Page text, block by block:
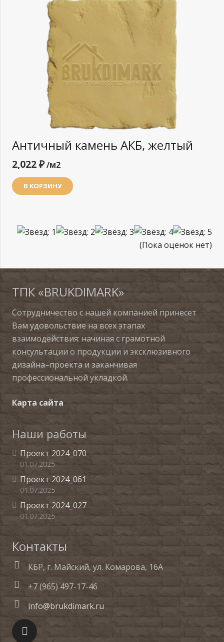
Античный камень АКБ, желтый
2,022₽/м2
В КОРЗИНУ
(Пока оценок нет)
ТПК «BRUKDIMARK»
Сотрудничество с нашей компанией принесет
Вам удовольствие на всех этапах
взаимодействия: начиная с грамотной
консультации о продукции и эксклюзивного
дизайна–проекта и заканчивая
профессиональной укладкой.
Карта сайта
Наши работы
Проект 2024_070
01.07.2025
Проект 2024_061
01.07.2025
Проект 2024_027
01.07.2025
Контакты
КБР, г. Майский, ул. Комарова, 16А
+7 (965) 497-17-46
info@brukdimark.ru